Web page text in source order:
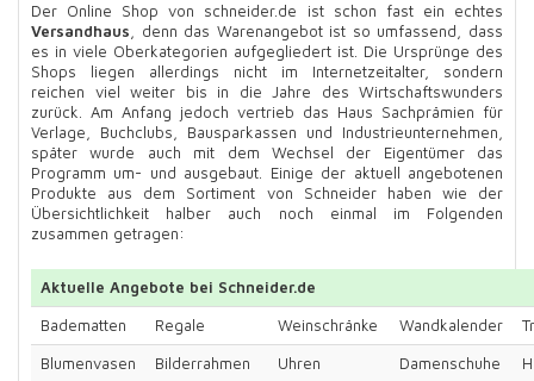
Der Online Shop von schneider.de ist schon fast ein echtes
Versandhaus, denn das Warenangebot ist so umfassend, dass
es in viele Oberkategorien aufgegliedert ist. Die Ursprünge des
Shops liegen allerdings nicht im Internetzeitalter, sondern
reichen viel weiter bis in die Jahre des Wirtschaftswunders
zurück. Am Anfang jedoch vertrieb das Haus Sachprämien für
Verlage, Buchclubs, Bausparkassen und Industrieunternehmen,
später wurde auch mit dem Wechsel der Eigentümer das
Programm um- und ausgebaut. Einige der aktuell angebotenen
Produkte aus dem Sortiment von Schneider haben wie der
Übersichtlichkeit halber auch noch einmal im Folgenden
zusammen getragen:
Aktuelle Angebote bei Schneider.de
Badematten
Regale Weinschränke Wandkalender
Blumenvasen
Bilderrahmen Uhren Damenschuhe